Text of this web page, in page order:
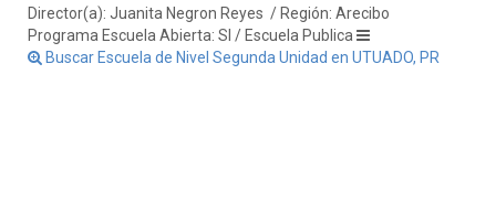
Director(a): Juanita Negron Reyes / Región: Arecibo
Programa Escuela Abierta: SI / Escuela Publica
Buscar Escuela de Nivel Segunda Unidad en UTUADO, PR